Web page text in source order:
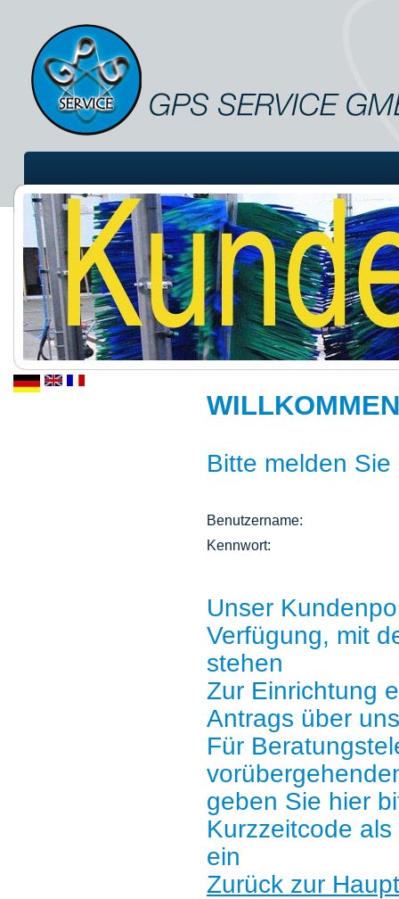
Bitte melden
Benutzername:
Kennwort:
Unser
Verfügung, mit
stehen
Zur Einrichtung
Antrags über
Für
geben Sie hier
Kurzzeitcode
ein
Zurück zur